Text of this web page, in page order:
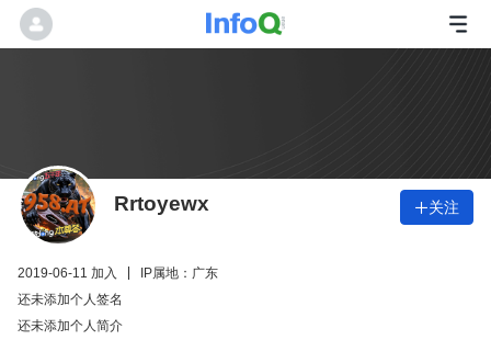
Rrtoyewx 关注
2019-06-11 加入
IP属地：广东
还未添加个人签名
还未添加个人简介